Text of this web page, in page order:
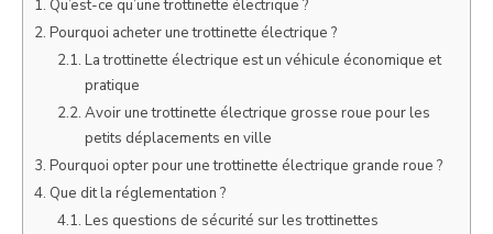
Qu’est-ce qu’une trottinette électrique ?
Pourquoi acheter une trottinette électrique ?
La trottinette électrique est un véhicule économique et
pratique
Avoir une trottinette électrique grosse roue pour les
petits déplacements en ville
Pourquoi opter pour une trottinette électrique grande roue ?
Que dit la réglementation ?
Les questions de sécurité sur les trottinettes